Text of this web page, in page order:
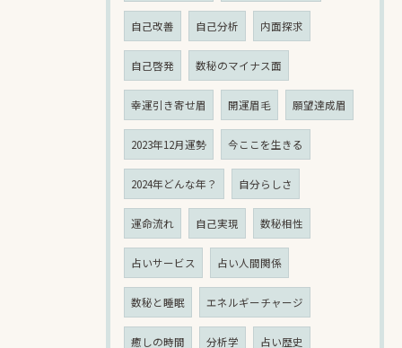
自己改善 自己分析 内面探求
自己啓発 数秘のマイナス面
幸運引き寄せ眉 開運眉毛 願望達成眉
2023年12月運勢 今ここを生きる
2024年どんな年？ 自分らしさ
運命流れ 自己実現 数秘相性
占いサービス 占い人間関係
数秘と睡眠 エネルギーチャージ
癒しの時間 分析学 占い歴史